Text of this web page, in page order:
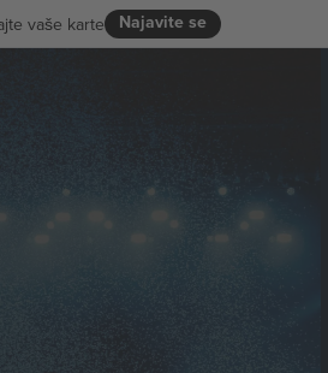
Najavite se
vaše karte